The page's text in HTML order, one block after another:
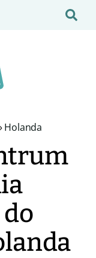
Holanda